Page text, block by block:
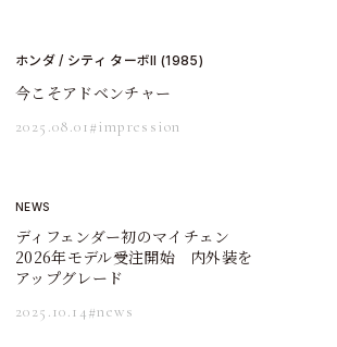
ホンダ / シティ ターボII (1985)
今こそアドベンチャー
2025.08.01 #impression
NEWS
ディフェンダー初のマイチェン
2026年モデル受注開始 内外装を
アップグレード
2025.10.14#news